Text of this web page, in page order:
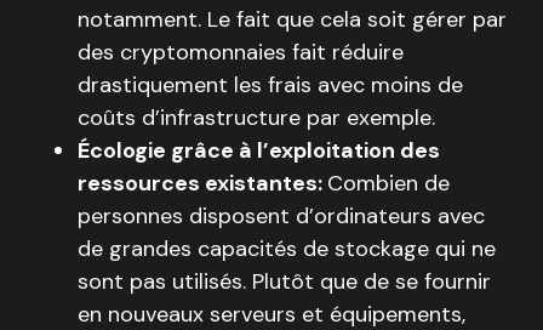
notamment. Le fait que cela soit gérer par
des cryptomonnaies fait réduire
drastiquement les frais avec moins de
coûts d’infrastructure par exemple.
Écologie grâce à l’exploitation des
ressources existantes: Combien de
personnes disposent d’ordinateurs avec
de grandes capacités de stockage qui ne
sont pas utilisés. Plutôt que de se fournir
en nouveaux serveurs et équipements,